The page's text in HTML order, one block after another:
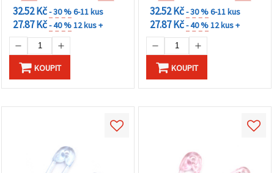
32.52 Kč- 30 %6-11 kus
27.87 Kč- 40 %12 kus +
KOUPIT
32.52 Kč- 30 %6-11 kus
27.87 Kč- 40 %12 kus +
KOUPIT